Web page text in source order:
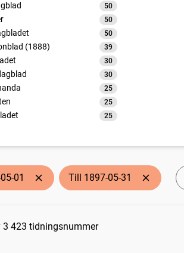
50
50
50
(1888)
39
30
30
25
25
25
Ångbåtstidningen, utgifven av Aftonbladet
: 1886)
01 Till 1897-05-31
3 423 tidningsnummer